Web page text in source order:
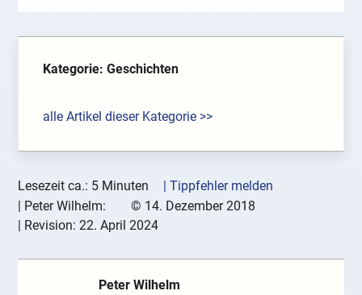
Kategorie: Geschichten
alle Artikel dieser Kategorie >>
Lesezeit ca.: 5 Minuten
| Tippfehler melden
| Peter Wilhelm: © 14. Dezember 2018
| Revision:22. April 2024
Peter Wilhelm